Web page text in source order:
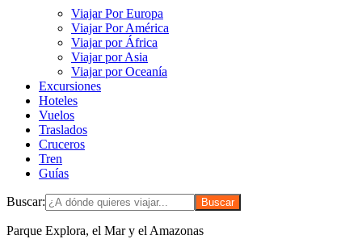
Viajar Por Europa
Viajar Por América
Viajar por África
Viajar por Asia
Viajar por Oceanía
Excursiones
Hoteles
Vuelos
Traslados
Cruceros
Tren
Guías
Buscar:
Parque Explora, el Mar y el Amazonas